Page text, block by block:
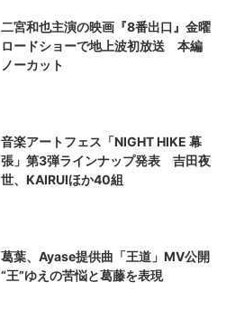
二宮和也主演の映画『8番出口』金曜
ロードショーで地上波初放送 本編
ノーカット
音楽アートフェス「NIGHT HIKE 幕
張」第3弾ラインナップ発表 吉田夜
世、KAIRUIほか40組
葛葉、Ayase提供曲「王道」MV公開
“王”ゆえの苦悩と葛藤を表現